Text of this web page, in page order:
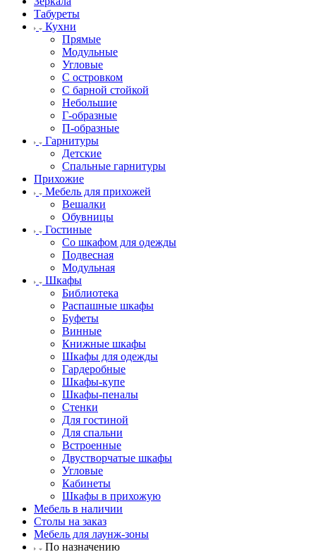
Табуреты
Кухни
Прямые
Модульные
Угловые
С островком
С барной стойкой
Небольшие
Г-образные
П-образные
Гарнитуры
Детские
Спальные гарнитуры
Прихожие
Мебель для прихожей
Вешалки
Обувницы
Гостиные
Со шкафом для одежды
Подвесная
Модульная
Шкафы
Библиотека
Распашные шкафы
Буфеты
Винные
Книжные шкафы
Шкафы для одежды
Гардеробные
Шкафы-купе
Шкафы-пеналы
Стенки
Для гостиной
Для спальни
Встроенные
Двустворчатые шкафы
Угловые
Кабинеты
Шкафы в прихожую
Мебель в наличии
Столы на заказ
Мебель для лаунж-зоны
По назначению